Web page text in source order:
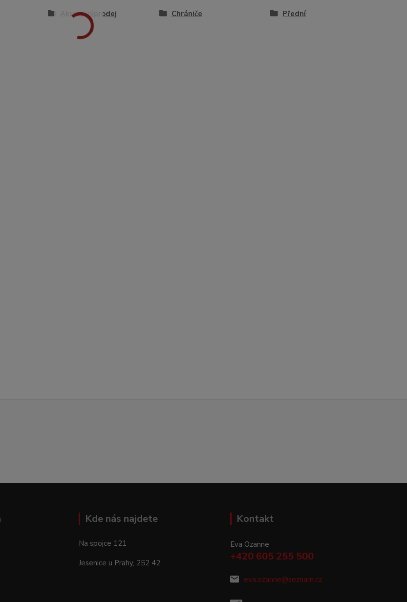
Akce a výprodej Chrániče Přední
Kde nás najdete
Na spojce 121
Jesenice u Prahy, 252 42
Kontakt
Eva Ozanne
+420 605 255 500
eva.ozanne@seznam.cz